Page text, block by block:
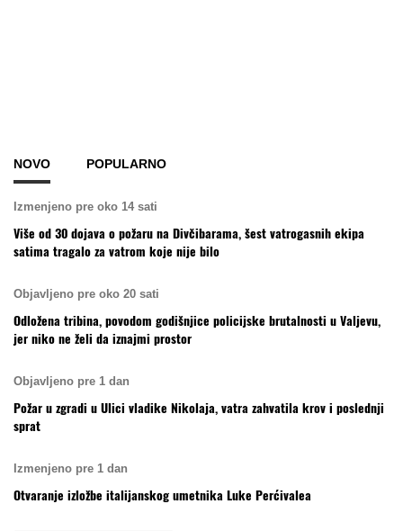
NOVO POPULARNO
Izmenjeno pre oko 14 sati
Više od 30 dojava o požaru na Divčibarama, šest vatrogasnih ekipa
satima tragalo za vatrom koje nije bilo
Objavljeno pre oko 20 sati
Odložena tribina, povodom godišnjice policijske brutalnosti u Valjevu,
jer niko ne želi da iznajmi prostor
Objavljeno pre 1 dan
Požar u zgradi u Ulici vladike Nikolaja, vatra zahvatila krov i poslednji
sprat
Izmenjeno pre 1 dan
Otvaranje izložbe italijanskog umetnika Luke Perćivalea